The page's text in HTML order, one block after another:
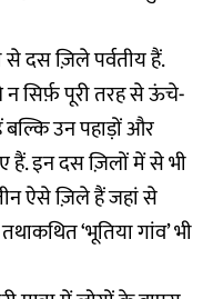
दस ज़िले पर्वतीय हैं.
सिर्फ़ पूरी तरह से ऊंचे-
उन पहाड़ों और
हैं. इन दस ज़िलों में से भी
ऐसे ज़िले हैं जहां से
‘भूतिया गांव’ भी